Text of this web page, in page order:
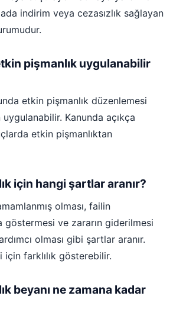
indirim veya cezasızlık sağlayan
pişmanlık uygulanabilir
etkin pişmanlık düzenlemesi
Kanunda açıkça
etkin pişmanlıktan
için hangi şartlar aranır?
olması, failin
göstermesi ve zararın giderilmesi
olması gibi şartlar aranır.
farklılık gösterebilir.
beyanı ne zamana kadar